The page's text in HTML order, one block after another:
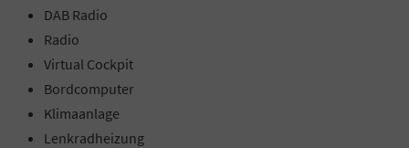
DAB Radio
Radio
Virtual Cockpit
Bordcomputer
Klimaanlage
Lenkradheizung